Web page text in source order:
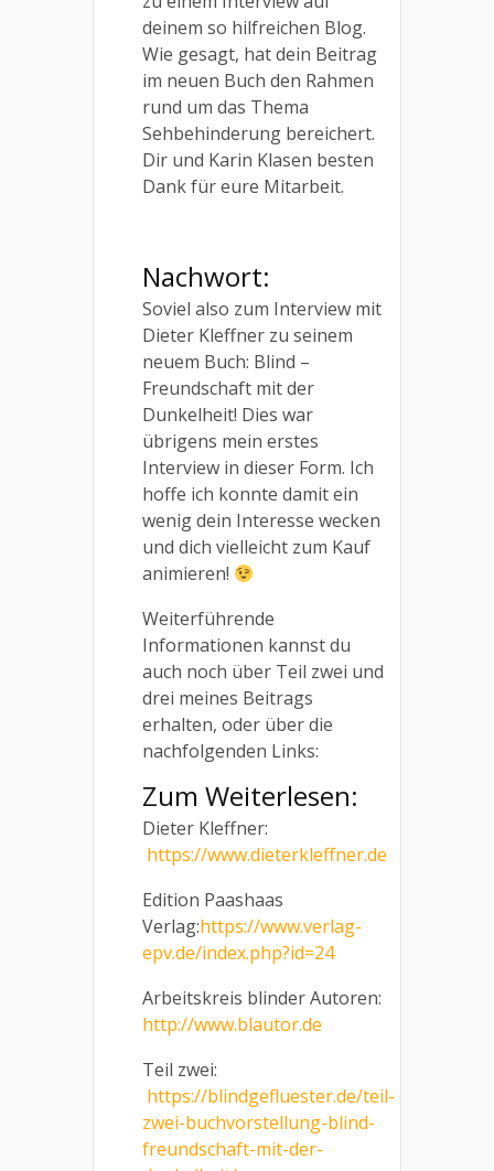
deinem so hilfreichen Blog.
Wie gesagt, hat dein Beitrag
im neuen Buch den Rahmen
rund um das Thema
Sehbehinderung bereichert.
Dir und Karin Klasen besten
Dank für eure Mitarbeit.
Nachwort:
Soviel also zum Interview mit
Dieter Kleffner zu seinem
neuem Buch: Blind –
Freundschaft mit der
Dunkelheit! Dies war
übrigens mein erstes
Interview in dieser Form. Ich
hoffe ich konnte damit ein
wenig dein Interesse wecken
und dich vielleicht zum Kauf
animieren!
Weiterführende
Informationen kannst du
auch noch über Teil zwei und
drei meines Beitrags
erhalten, oder über die
nachfolgenden Links:
Zum Weiterlesen:
Dieter Kleffner:
https://www.dieterkleffner.de
Edition Paashaas
Verlag:https://www.verlag-
epv.de/index.php?id=24
Arbeitskreis blinder Autoren:
http://www.blautor.de
Teil zwei:
https://blindgefluester.de/teil-
zwei-buchvorstellung-blind-
freundschaft-mit-der-